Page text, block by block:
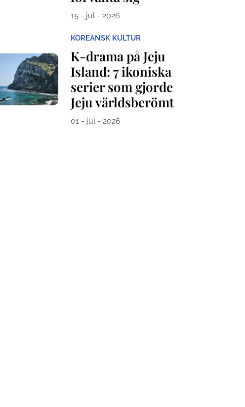
15 - jul - 2026
KOREANSK KULTUR
K-drama på Jeju
Island: 7 ikoniska
serier som gjorde
Jeju världsberömt
01 - jul - 2026